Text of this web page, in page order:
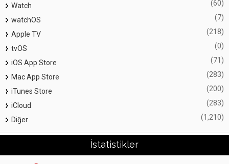
Watch (60)
watchOS (7)
Apple TV (218)
tvOS (0)
iOS App Store (71)
Mac App Store (283)
iTunes Store (200)
iCloud (283)
Diğer (1,210)
İstatistikler